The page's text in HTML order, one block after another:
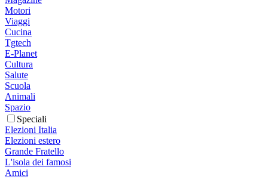
Motori
Viaggi
Cucina
Tgtech
E-Planet
Cultura
Salute
Scuola
Animali
Spazio
Speciali
Elezioni Italia
Elezioni estero
Grande Fratello
L'isola dei famosi
Amici